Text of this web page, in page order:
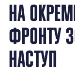
НА
ФРОНТУ
НАСТУП